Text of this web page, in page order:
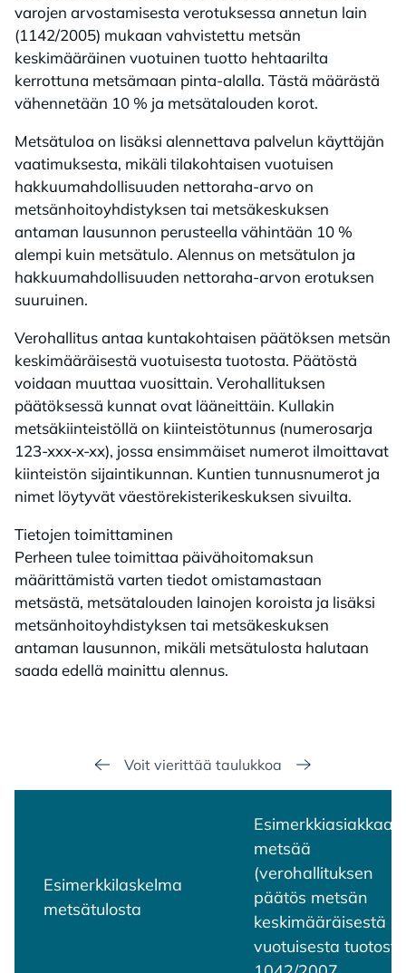
varojen arvostamisesta verotuksessa annetun lain
(1142/2005) mukaan vahvistettu metsän
keskimääräinen vuotuinen tuotto hehtaarilta
kerrottuna metsämaan pinta-alalla. Tästä määrästä
vähennetään 10 % ja metsätalouden korot.
Metsätuloa on lisäksi alennettava palvelun käyttäjän
vaatimuksesta, mikäli tilakohtaisen vuotuisen
hakkuumahdollisuuden nettoraha-arvo on
metsänhoitoyhdistyksen tai metsäkeskuksen
antaman lausunnon perusteella vähintään 10 %
alempi kuin metsätulo. Alennus on metsätulon ja
hakkuumahdollisuuden nettoraha-arvon erotuksen
suuruinen.
Verohallitus antaa kuntakohtaisen päätöksen metsän
keskimääräisestä vuotuisesta tuotosta. Päätöstä
voidaan muuttaa vuosittain. Verohallituksen
päätöksessä kunnat ovat lääneittäin. Kullakin
metsäkiinteistöllä on kiinteistötunnus (numerosarja
123-xxx-x-xx), jossa ensimmäiset numerot ilmoittavat
kiinteistön sijaintikunnan. Kuntien tunnusnumerot ja
nimet löytyvät väestörekisterikeskuksen sivuilta.
Tietojen toimittaminen
Perheen tulee toimittaa päivähoitomaksun
määrittämistä varten tiedot omistamastaan
metsästä, metsätalouden lainojen koroista ja lisäksi
metsänhoitoyhdistyksen tai metsäkeskuksen
antaman lausunnon, mikäli metsätulosta halutaan
saada edellä mainittu alennus.
Voit vierittää taulukkoa
Esimerkkilaskelma
metsätulosta
metsää
(verohallituksen
päätös metsän
keskimääräisestä
vuotuisesta tuotosta